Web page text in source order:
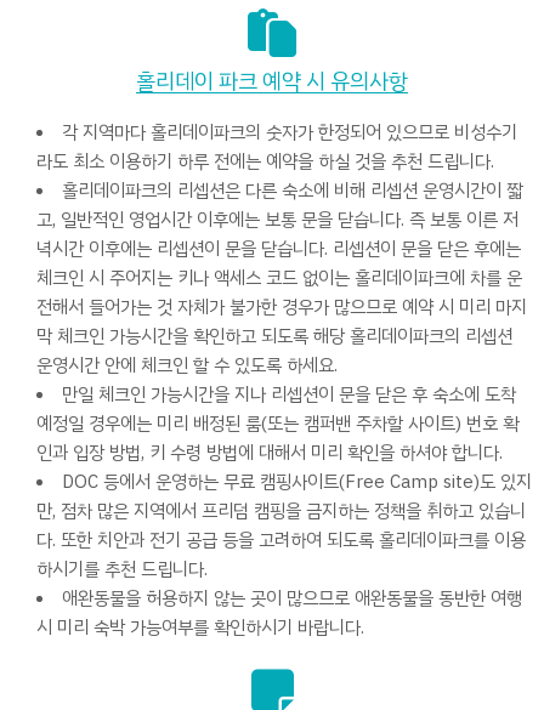
홀리데이 파크 예약 시 유의사항
각 지역마다 홀리데이파크의 숫자가 한정되어 있으므로 비성수기
라도 최소 이용하기 하루 전에는 예약을 하실 것을 추천 드립니다.
홀리데이파크의 리셉션은 다른 숙소에 비해 리셉션 운영시간이 짧
고, 일반적인 영업시간 이후에는 보통 문을 닫습니다. 즉 보통 이른 저
녁시간 이후에는 리셉션이 문을 닫습니다. 리셉션이 문을 닫은 후에는
체크인 시 주어지는 키나 액세스 코드 없이는 홀리데이파크에 차를 운
전해서 들어가는 것 자체가 불가한 경우가 많으므로 예약 시 미리 마지
막 체크인 가능시간을 확인하고 되도록 해당 홀리데이파크의 리셉션
운영시간 안에 체크인 할 수 있도록 하세요.
만일 체크인 가능시간을 지나 리셉션이 문을 닫은 후 숙소에 도착
예정일 경우에는 미리 배정된 룸(또는 캠퍼밴 주차할 사이트) 번호 확
인과 입장 방법, 키 수령 방법에 대해서 미리 확인을 하셔야 합니다.
DOC 등에서 운영하는 무료 캠핑사이트(Free Camp site)도 있지
만, 점차 많은 지역에서 프리덤 캠핑을 금지하는 정책을 취하고 있습니
다. 또한 치안과 전기 공급 등을 고려하여 되도록 홀리데이파크를 이용
하시기를 추천 드립니다.
애완동물을 허용하지 않는 곳이 많으므로 애완동물을 동반한 여행
시 미리 숙박 가능여부를 확인하시기 바랍니다.